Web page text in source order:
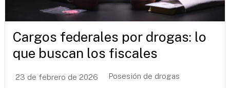
Cargos federales por drogas: lo
que buscan los fiscales
23 de febrero de 2026 Posesión de drogas